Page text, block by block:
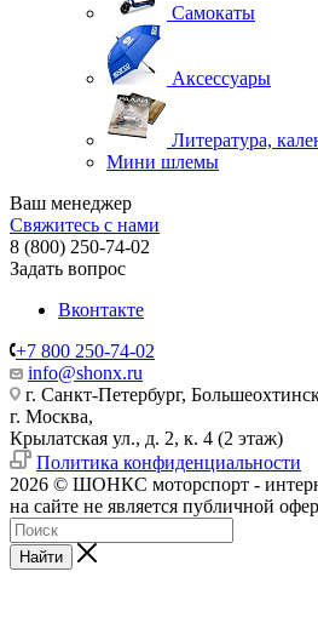
Самокаты
Аксессуары
Литература,
Мини шлемы
Ваш менеджер
Свяжитесь с нами
8 (800) 250-74-02
Задать вопрос
Вконтакте
+7 800 250-74-02
info@shonx.ru
г. Санкт-Петербург,
г. Москва,
Крылатская ул., д. 2, к. 4 (2 этаж)
Политика конфиденциальности
2026 © ШОНКС моторспорт -
на сайте не является публичной
Найти